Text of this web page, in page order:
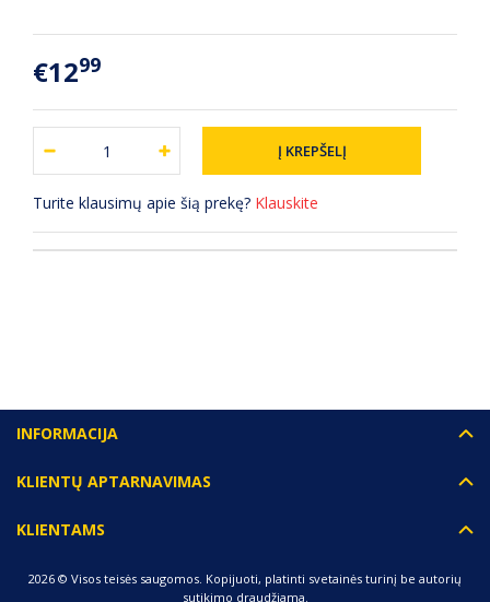
€1299
Turite klausimų apie šią prekę? Klauskite
INFORMACIJA
KLIENTŲ APTARNAVIMAS
KLIENTAMS
2026 © Visos teisės saugomos. Kopijuoti, platinti svetainės turinį be autorių
sutikimo draudžiama.